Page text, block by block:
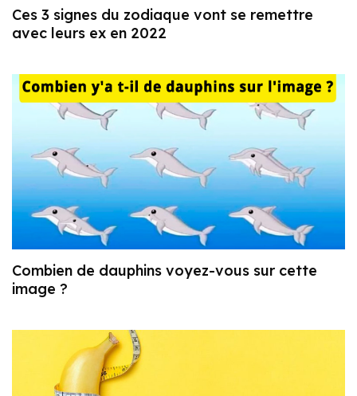
Ces 3 signes du zodiaque vont se remettre
avec leurs ex en 2022
Combien de dauphins voyez-vous sur cette
image ?